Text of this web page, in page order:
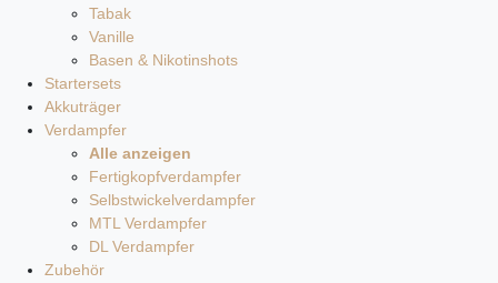
Tabak
Vanille
Basen & Nikotinshots
Startersets
Akkuträger
Verdampfer
Alle anzeigen
Fertigkopfverdampfer
Selbstwickelverdampfer
MTL Verdampfer
DL Verdampfer
Zubehör